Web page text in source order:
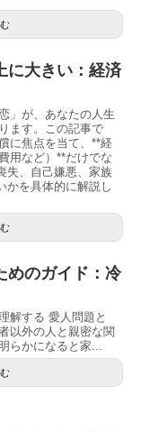
に大きい：経済
」が、あなたの人生
ます。この記事で
に焦点を当て、**経
用など）**だけでな
失、自己嫌悪、家族
かを具体的に解説し
めのガイド：冷
解する 愛人問題と
以外の人と親密な関
らかになると家...